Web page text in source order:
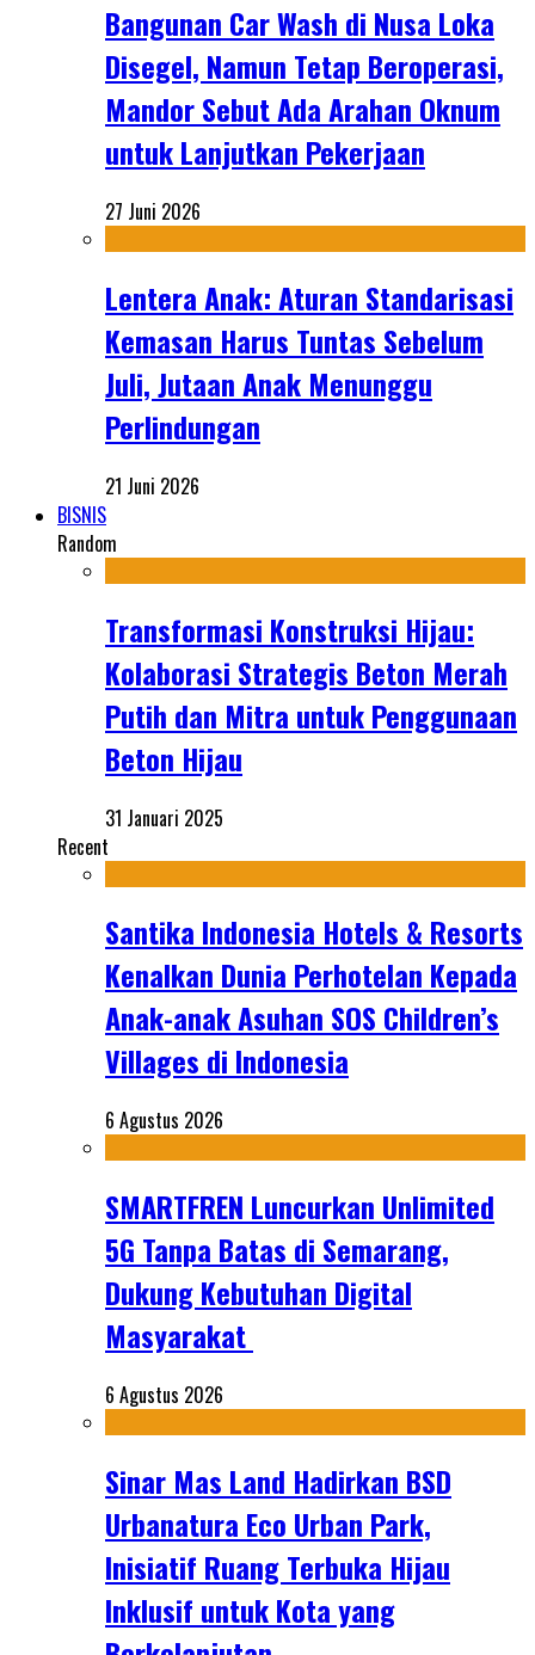
Bangunan Car Wash di Nusa Loka
Disegel, Namun Tetap Beroperasi,
Mandor Sebut Ada Arahan Oknum
untuk Lanjutkan Pekerjaan
27 Juni 2026
Lentera Anak: Aturan Standarisasi
Kemasan Harus Tuntas Sebelum
Juli, Jutaan Anak Menunggu
Perlindungan
21 Juni 2026
BISNIS
Random
Transformasi Konstruksi Hijau:
Kolaborasi Strategis Beton Merah
Putih dan Mitra untuk Penggunaan
Beton Hijau
31 Januari 2025
Recent
Santika Indonesia Hotels & Resorts
Kenalkan Dunia Perhotelan Kepada
Anak-anak Asuhan SOS Children’s
Villages di Indonesia
6 Agustus 2026
SMARTFREN Luncurkan Unlimited
5G Tanpa Batas di Semarang,
Dukung Kebutuhan Digital
Masyarakat
6 Agustus 2026
Sinar Mas Land Hadirkan BSD
Urbanatura Eco Urban Park,
Inisiatif Ruang Terbuka Hijau
Inklusif untuk Kota yang